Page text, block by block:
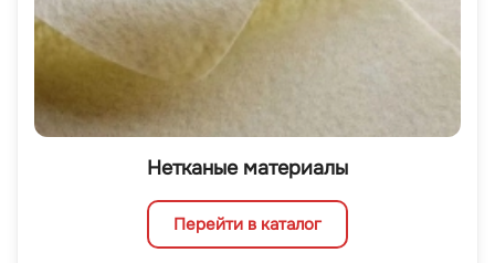
Нетканые материалы
Перейти в каталог